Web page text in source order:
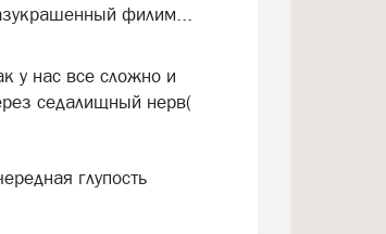
филим...
у нас все сложно и
седалищный нерв(
глупость